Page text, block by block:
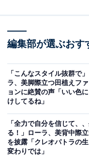
編集部が選ぶおす
「こんなスタイル抜群で
ラ、美脚際立つ田植えフ
ョンに絶賛の声「いい色
けしてるね」
「全力で自分を信じて、
る！」ローラ、美背中際
を披露「クレオパトラの
変わりでは」